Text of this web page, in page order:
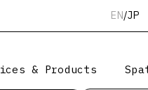
EN/JP
& Products